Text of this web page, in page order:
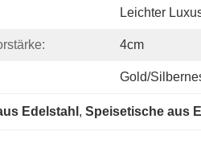
Leichter
4cm
Gold/
Edelstahl , Speisetische aus